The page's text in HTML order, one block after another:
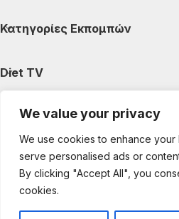
We value your privacy
We use cookies to enhance your
serve personalised ads or
By clicking "Accept All", you
cookies.
Κατηγορίες Εκπομπών
Diet TV
Κατηγορίες Άρθρων
Ακολουθήστε μας
Copyright © 2025 DietTV. All
development by